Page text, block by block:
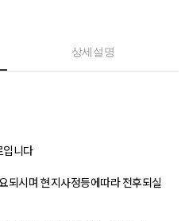
상세설명
입니다
되시며 현지사정등에따라 전후되실